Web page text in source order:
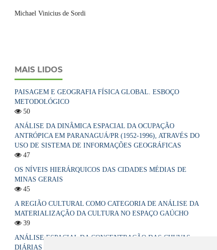
Michael Vinicius de Sordi
MAIS LIDOS
PAISAGEM E GEOGRAFIA FÍSICA GLOBAL. ESBOÇO
METODOLÓGICO
50
ANÁLISE DA DINÂMICA ESPACIAL DA OCUPAÇÃO
ANTRÓPICA EM PARANAGUÁ/PR (1952-1996), ATRAVÉS DO
USO DE SISTEMA DE INFORMAÇÕES GEOGRÁFICAS
47
OS NÍVEIS HIERÁRQUICOS DAS CIDADES MÉDIAS DE
MINAS GERAIS
45
A REGIÃO CULTURAL COMO CATEGORIA DE ANÁLISE DA
MATERIALIZAÇÃO DA CULTURA NO ESPAÇO GAÚCHO
39
ANÁLISE ESPACIAL DA CONCENTRAÇÃO DAS CHUVAS
DIÁRIAS NO ESTADO DA PARAÍBA, BRASIL